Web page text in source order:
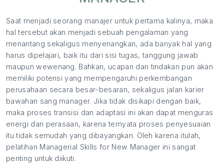
Saat menjadi seorang manajer untuk pertama kalinya, maka
hal tersebut akan menjadi sebuah pengalaman yang
menantang sekaligus menyenangkan, ada banyak hal yang
harus dipelajari, baik itu dari sisi tugas, tanggung jawab
maupun wewenang. Bahkan, ucapan dan tindakan pun akan
memiliki potensi yang mempengaruhi perkembangan
perusahaan secara besar-besaran, sekaligus jalan karier
bawahan sang manager. Jika tidak disikapi dengan baik,
maka proses transisi dan adaptasi ini akan dapat menguras
energi dan perasaan, karena ternyata proses penyesuaian
itu tidak semudah yang dibayangkan. Oleh karena itulah,
pelatihan Managerial Skills for New Manager ini sangat
penting untuk diikuti.